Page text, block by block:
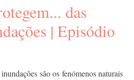
das
| Episódio
são os fenómenos naturais